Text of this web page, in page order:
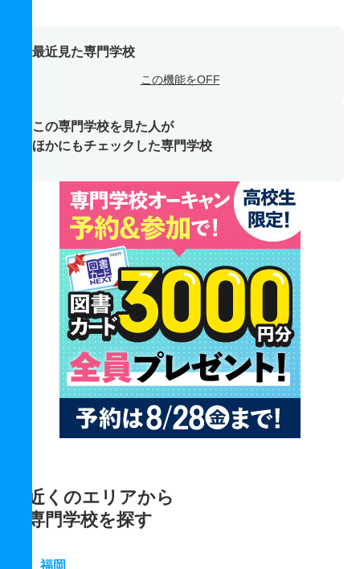
最近見た専門学校
この機能をOFF
この専門学校を見た人が
ほかにもチェックした専門学校
近くのエリアから
専門学校を探す
福岡